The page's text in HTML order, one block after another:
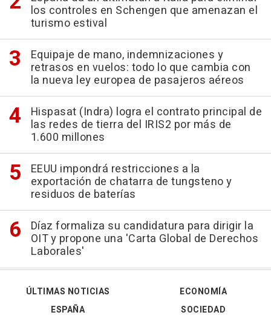
los controles en Schengen que amenazan el
turismo estival
Equipaje de mano, indemnizaciones y
retrasos en vuelos: todo lo que cambia con
la nueva ley europea de pasajeros aéreos
Hispasat (Indra) logra el contrato principal de
las redes de tierra del IRIS2 por más de
1.600 millones
EEUU impondrá restricciones a la
exportación de chatarra de tungsteno y
residuos de baterías
Díaz formaliza su candidatura para dirigir la
OIT y propone una 'Carta Global de Derechos
Laborales'
ÚLTIMAS NOTICIAS
ESPAÑA
ECONOMÍA
SOCIEDAD